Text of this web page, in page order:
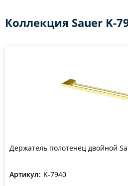
Коллекция Sauer K-
Держатель полотенец двойной
Артикул: K-7940